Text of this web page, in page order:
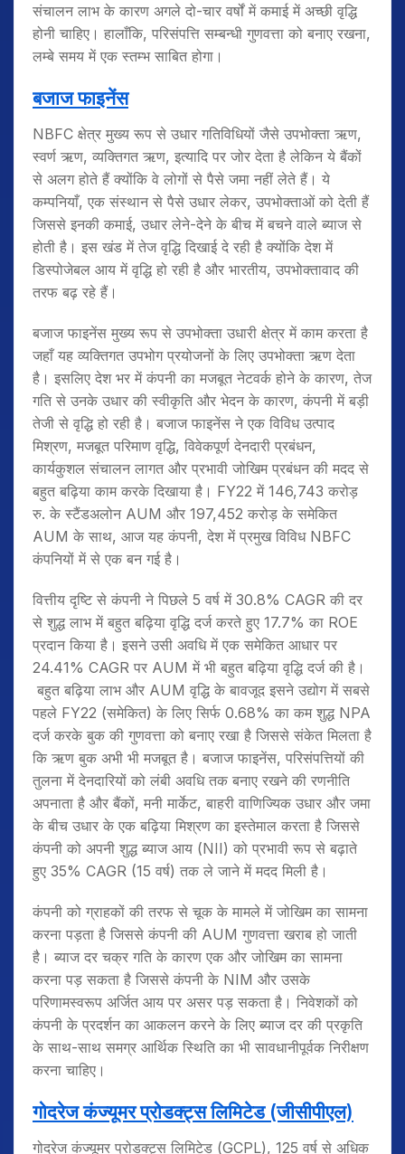
संचालन लाभ के कारण अगले दो-चार वर्षों में कमाई में अच्छी वृद्धि
होनी चाहिए। हालाँकि, परिसंपत्ति सम्बन्धी गुणवत्ता को बनाए रखना,
लम्बे समय में एक स्तम्भ साबित होगा।
बजाज फाइनेंस
NBFC क्षेत्र मुख्य रूप से उधार गतिविधियों जैसे उपभोक्ता ऋण,
स्वर्ण ऋण, व्यक्तिगत ऋण, इत्यादि पर जोर देता है लेकिन ये बैंकों
से अलग होते हैं क्योंकि वे लोगों से पैसे जमा नहीं लेते हैं। ये
कम्पनियाँ, एक संस्थान से पैसे उधार लेकर, उपभोक्ताओं को देती हैं
जिससे इनकी कमाई, उधार लेने-देने के बीच में बचने वाले ब्याज से
होती है। इस खंड में तेज वृद्धि दिखाई दे रही है क्योंकि देश में
डिस्पोजेबल आय में वृद्धि हो रही है और भारतीय, उपभोक्तावाद की
तरफ बढ़ रहे हैं।
बजाज फाइनेंस मुख्य रूप से उपभोक्ता उधारी क्षेत्र में काम करता है
जहाँ यह व्यक्तिगत उपभोग प्रयोजनों के लिए उपभोक्ता ऋण देता
है। इसलिए देश भर में कंपनी का मजबूत नेटवर्क होने के कारण, तेज
गति से उनके उधार की स्वीकृति और भेदन के कारण, कंपनी में बड़ी
तेजी से वृद्धि हो रही है। बजाज फाइनेंस ने एक विविध उत्पाद
मिश्रण, मजबूत परिमाण वृद्धि, विवेकपूर्ण देनदारी प्रबंधन,
कार्यकुशल संचालन लागत और प्रभावी जोखिम प्रबंधन की मदद से
बहुत बढ़िया काम करके दिखाया है। FY22 में 146,743 करोड़
रु. के स्टैंडअलोन AUM और 197,452 करोड़ के समेकित
AUM के साथ, आज यह कंपनी, देश में प्रमुख विविध NBFC
कंपनियों में से एक बन गई है।
वित्तीय दृष्टि से कंपनी ने पिछले 5 वर्ष में 30.8% CAGR की दर
से शुद्ध लाभ में बहुत बढ़िया वृद्धि दर्ज करते हुए 17.7% का ROE
प्रदान किया है। इसने उसी अवधि में एक समेकित आधार पर
24.41% CAGR पर AUM में भी बहुत बढ़िया वृद्धि दर्ज की है।
बहुत बढ़िया लाभ और AUM वृद्धि के बावजूद इसने उद्योग में सबसे
पहले FY22 (समेकित) के लिए सिर्फ 0.68% का कम शुद्ध NPA
दर्ज करके बुक की गुणवत्ता को बनाए रखा है जिससे संकेत मिलता है
कि ऋण बुक अभी भी मजबूत है। बजाज फाइनेंस, परिसंपत्तियों की
तुलना में देनदारियों को लंबी अवधि तक बनाए रखने की रणनीति
अपनाता है और बैंकों, मनी मार्केट, बाहरी वाणिज्यिक उधार और जमा
के बीच उधार के एक बढ़िया मिश्रण का इस्तेमाल करता है जिससे
कंपनी को अपनी शुद्ध ब्याज आय (NII) को प्रभावी रूप से बढ़ाते
हुए 35% CAGR (15 वर्ष) तक ले जाने में मदद मिली है।
कंपनी को ग्राहकों की तरफ से चूक के मामले में जोखिम का सामना
करना पड़ता है जिससे कंपनी की AUM गुणवत्ता खराब हो जाती
है। ब्याज दर चक्र गति के कारण एक और जोखिम का सामना
करना पड़ सकता है जिससे कंपनी के NIM और उसके
परिणामस्वरूप अर्जित आय पर असर पड़ सकता है। निवेशकों को
कंपनी के प्रदर्शन का आकलन करने के लिए ब्याज दर की प्रकृति
के साथ-साथ समग्र आर्थिक स्थिति का भी सावधानीपूर्वक निरीक्षण
करना चाहिए।
गोदरेज कंज्यूमर प्रोडक्ट्स लिमिटेड (जीसीपीएल)
गोदरेज कंज्यूमर प्रोडक्ट्स लिमिटेड (GCPL), 125 वर्ष से अधिक